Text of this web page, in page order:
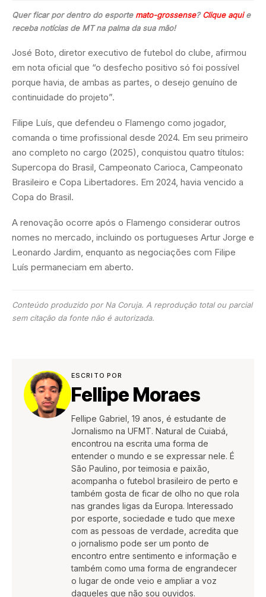
Quer ficar por dentro do esporte mato-grossense?Clique aquie
receba notícias de MT na palma da sua mão!
José Boto, diretor executivo de futebol do clube, afirmou
em nota oficial que “o desfecho positivo só foi possível
porque havia, de ambas as partes, o desejo genuíno de
continuidade do projeto”.
Filipe Luís, que defendeu o Flamengo como jogador,
comanda o time profissional desde 2024. Em seu primeiro
ano completo no cargo (2025), conquistou quatro títulos:
Supercopa do Brasil, Campeonato Carioca, Campeonato
Brasileiro e Copa Libertadores. Em 2024, havia vencido a
Copa do Brasil.
A renovação ocorre após o Flamengo considerar outros
nomes no mercado, incluindo os portugueses Artur Jorge e
Leonardo Jardim, enquanto as negociações com Filipe
Luís permaneciam em aberto.
Conteúdo produzido por Na Coruja. A reprodução total ou parcial
sem citação da fonte não é autorizada.
ESCRITO POR
Fellipe Moraes
Fellipe Gabriel, 19 anos, é estudante de
Jornalismo na UFMT. Natural de Cuiabá,
encontrou na escrita uma forma de
entender o mundo e se expressar nele. É
São Paulino, por teimosia e paixão,
acompanha o futebol brasileiro de perto e
também gosta de ficar de olho no que rola
nas grandes ligas da Europa. Interessado
por esporte, sociedade e tudo que mexe
com as pessoas de verdade, acredita que
o jornalismo pode ser um ponto de
encontro entre sentimento e informação e
também como uma forma de engrandecer
o lugar de onde veio e ampliar a voz
daqueles que não sou ouvidos.